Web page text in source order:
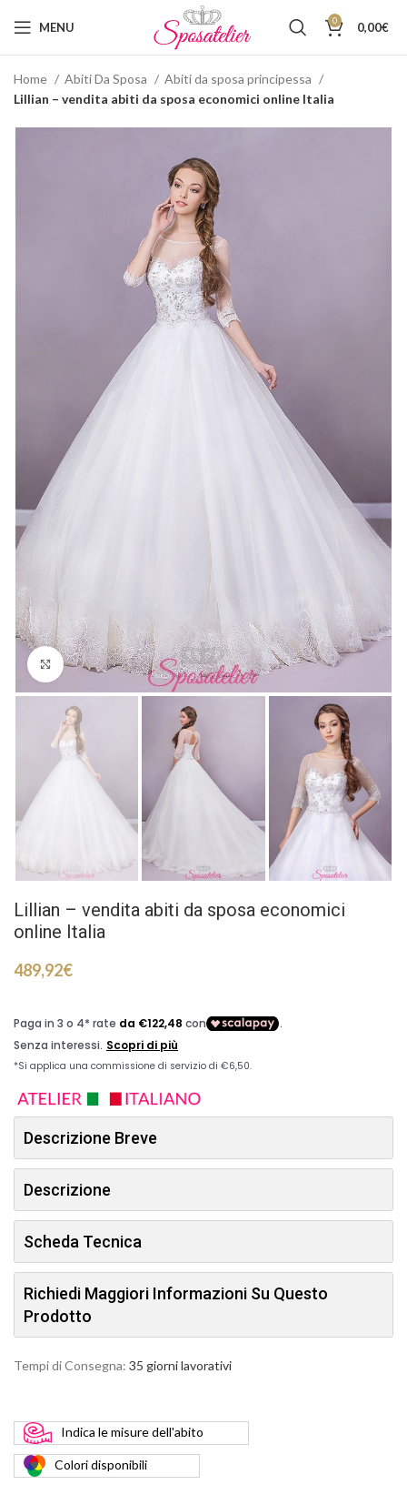
MENU 0 0,00€
Home Abiti Da Sposa
Abiti da sposa principessa
Lillian – vendita abiti da sposa economici online Italia
Click to enlarge
Lillian – vendita abiti da sposa economici
online Italia
489,92€
Descrizione Breve
Descrizione
Scheda Tecnica
Richiedi Maggiori Informazioni Su Questo
Prodotto
Tempi di Consegna: 35 giorni lavorativi
Indica le misure dell'abito
Coloridisponibili